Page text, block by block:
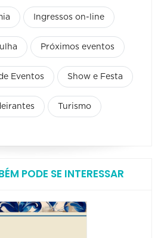
Ingressos on-line
Próximos eventos
Eventos Show e Festa
Turismo
PODE SE INTERESSAR